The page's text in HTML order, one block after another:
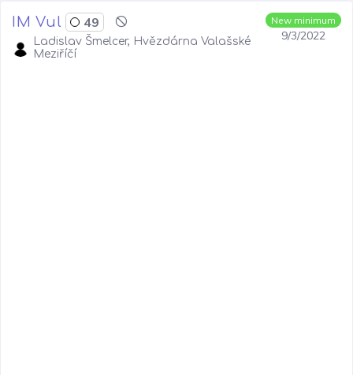
New minimum
9/3/2022
IM Vul 49
Ladislav Šmelcer, Hvězdárna Valašské
Meziříčí